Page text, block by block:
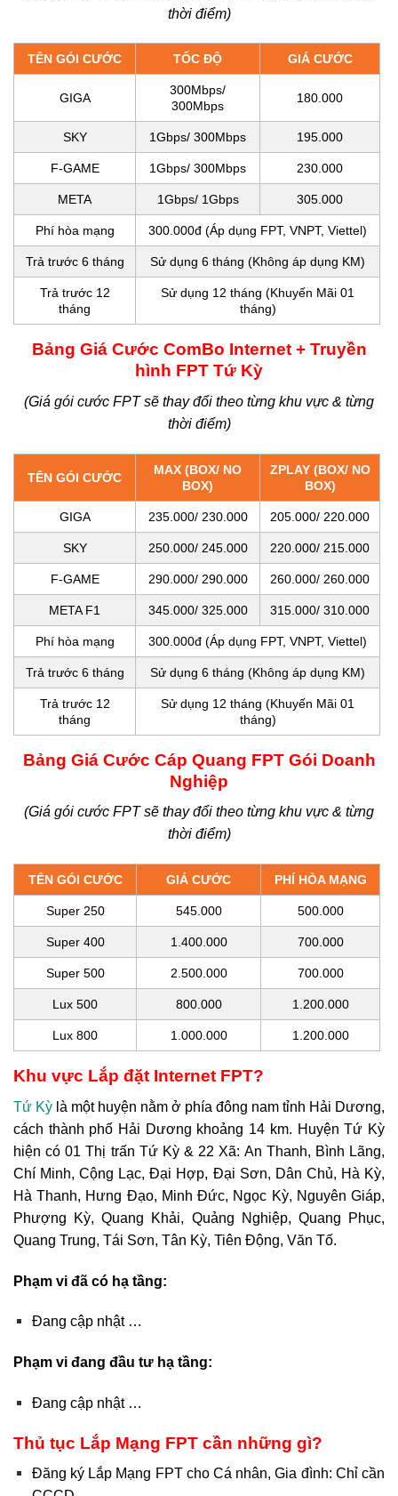
thời điểm)
TÊN GÓI CƯỚC TỐC ĐỘ GIÁ CƯỚC
GIGA
300Mbps/
300Mbps
180.000
SKY 1Gbps/ 300Mbps 195.000
F-GAME 1Gbps/ 300Mbps 230.000
META 1Gbps/ 1Gbps 305.000
Phí hòa mạng 300.000đ (Áp dụng FPT, VNPT, Viettel)
Trả trước 6 tháng Sử dụng 6 tháng (Không áp dụng KM)
Trả trước 12
tháng
Sử dụng 12 tháng (Khuyến Mãi 01
tháng)
Bảng Giá Cước ComBo Internet + Truyền
hình FPT Tứ Kỳ
(Giá gói cước FPT sẽ thay đổi theo từng khu vực & từng
thời điểm)
TÊN GÓI CƯỚC
MAX (BOX/ NO
BOX)
ZPLAY (BOX/ NO
BOX)
GIGA 235.000/ 230.000 205.000/ 220.000
SKY 250.000/ 245.000 220.000/ 215.000
F-GAME 290.000/ 290.000 260.000/ 260.000
META F1 345.000/ 325.000 315.000/ 310.000
Phí hòa mạng 300.000đ (Áp dụng FPT, VNPT, Viettel)
Trả trước 6 tháng Sử dụng 6 tháng (Không áp dụng KM)
Trả trước 12
tháng
Sử dụng 12 tháng (Khuyến Mãi 01
tháng)
Bảng Giá Cước Cáp Quang FPT Gói Doanh
Nghiệp
(Giá gói cước FPT sẽ thay đổi theo từng khu vực & từng
thời điểm)
TÊN GÓI CƯỚC GIÁ CƯỚC PHÍ HÒA MẠNG
Super 250 545.000 500.000
Super 400 1.400.000 700.000
Super 500 2.500.000 700.000
Lux 500 800.000 1.200.000
Lux 800 1.000.000 1.200.000
Khu vực Lắp đặt Internet FPT?
Tứ Kỳ là một huyện nằm ở phía đông nam tỉnh Hải Dương,
cách thành phố Hải Dương khoảng 14 km. Huyện Tứ Kỳ
hiện có 01 Thị trấn Tứ Kỳ & 22 Xã: An Thanh, Bình Lãng,
Chí Minh, Cộng Lạc, Đại Hợp, Đại Sơn, Dân Chủ, Hà Kỳ,
Hà Thanh, Hưng Đạo, Minh Đức, Ngọc Kỳ, Nguyên Giáp,
Phượng Kỳ, Quang Khải, Quảng Nghiệp, Quang Phục,
Quang Trung, Tái Sơn, Tân Kỳ, Tiên Động, Văn Tố.
Phạm vi đã có hạ tầng:
Đang cập nhật …
Phạm vi đang đầu tư hạ tầng:
Đang cập nhật …
Thủ tục Lắp Mạng FPT cần những gì?
Đăng ký Lắp Mạng FPT cho Cá nhân, Gia đình: Chỉ cần